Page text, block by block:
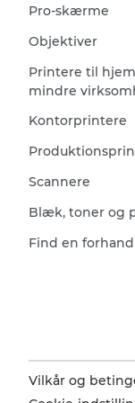
Pro-skærme
Objektiver
Printere til
mindre
Kontorprintere
Scannere
Blæk, toner og
Find en
Vilkår og